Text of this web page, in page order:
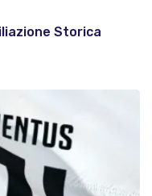
Storica